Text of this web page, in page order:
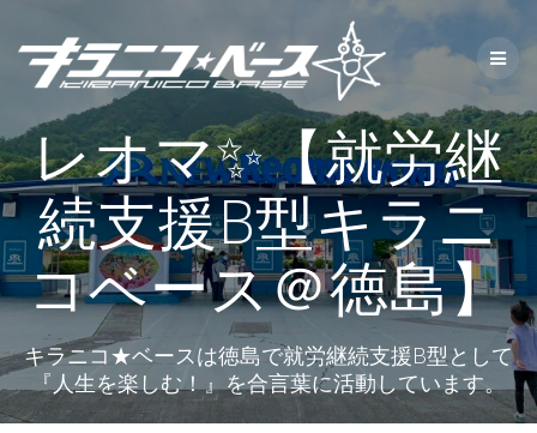
テ
ン
へ
ス
キ
ッ
プ
レオマ✨【就労継
続支援B型キラニ
コベース＠徳島】
キラニコ★ベースは徳島で就労継続支援B型として
『人生を楽しむ！』を合言葉に活動しています。